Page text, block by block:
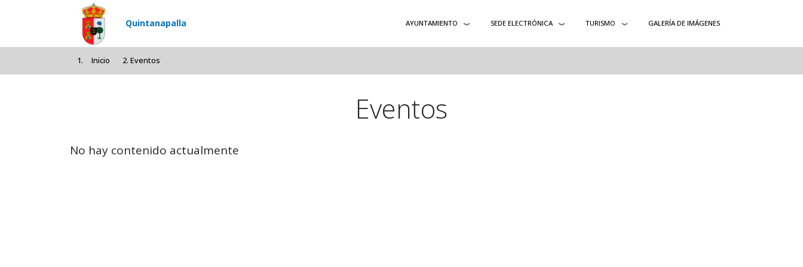
Pasar al contenido principal
Quintanapalla AYUNTAMIENTO SEDE ELECTRÓNICA TURISMO GALERÍA DE IMÁGENES
Inicio Eventos
Eventos
No hay contenido actualmente